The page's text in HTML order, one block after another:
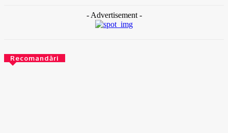
- Advertisement -
Recomandări